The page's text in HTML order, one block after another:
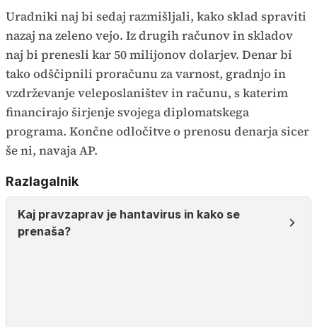
Uradniki naj bi sedaj razmišljali, kako sklad spraviti
nazaj na zeleno vejo. Iz drugih računov in skladov
naj bi prenesli kar 50 milijonov dolarjev. Denar bi
tako odščipnili proračunu za varnost, gradnjo in
vzdrževanje veleposlaništev in računu, s katerim
financirajo širjenje svojega diplomatskega
programa. Končne odločitve o prenosu denarja sicer
še ni, navaja AP.
Razlagalnik
Kaj pravzaprav je hantavirus in kako se
prenaša?